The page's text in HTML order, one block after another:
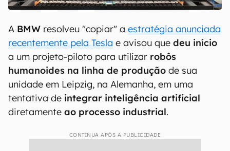
A BMW resolveu "copiar" a estratégia anunciada
recentemente pela Tesla e avisou que deu início
a um projeto-piloto para utilizar robôs
humanoides na linha de produção de sua
unidade em Leipzig, na Alemanha, em uma
tentativa de integrar inteligência artificial
diretamente ao processo industrial.
CONTINUA APÓS A PUBLICIDADE